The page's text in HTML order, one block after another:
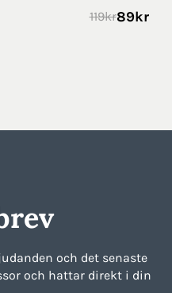
119kr89kr
och det senaste
och hattar direkt i din